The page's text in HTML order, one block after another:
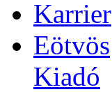
Karrier
Eötvös
Kiadó